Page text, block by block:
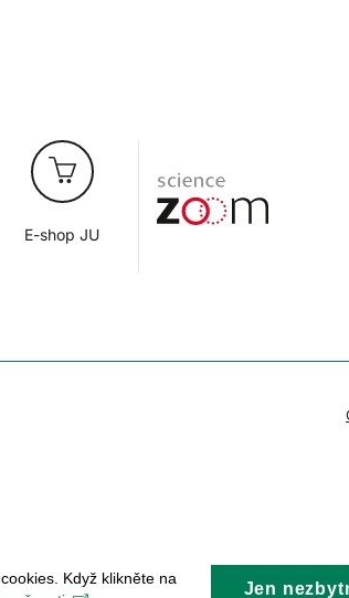
E-shop JU
Když klikněte na
Jen